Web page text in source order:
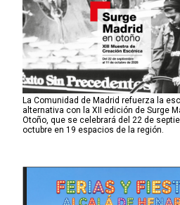
La Comunidad de Madrid refuerza la
alternativa con la XII edición de Surge
Otoño, que se celebrará del 22 de
octubre en 19 espacios de la región.